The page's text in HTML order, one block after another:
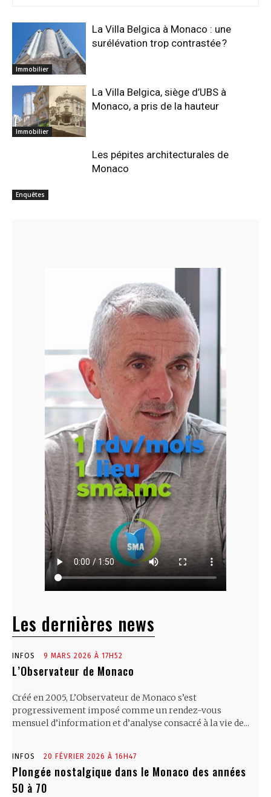
Immobilier
La Villa Belgica à Monaco : une
surélévation trop contrastée ?
Immobilier
La Villa Belgica, siège d’UBS à
Monaco, a pris de la hauteur
Enquêtes
Les pépites architecturales de
Monaco
Les dernières news
INFOS 9 MARS 2026 À 17H52
L’Observateur de Monaco
Créé en 2005, L’Observateur de Monaco s’est
progressivement imposé comme un rendez-vous
mensuel d’information et d’analyse consacré à la vie de...
INFOS 20 FÉVRIER 2026 À 16H47
Plongée nostalgique dans le Monaco des années
50 à 70